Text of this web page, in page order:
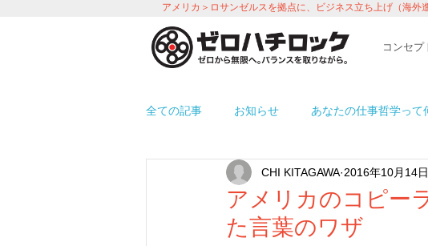
アメリカ＞ロサンゼルスを拠点に、ビジネス立ち上げ（海
コンセプ
全ての記事 お知らせ あなたの仕事哲学って
プロモーション 労務＆人事 in アメリカ
使えるアプリ紹介 オフィス環境
アメリカのコピー
た言葉のワザ
CHI KITAGAWA 2016年10月14日